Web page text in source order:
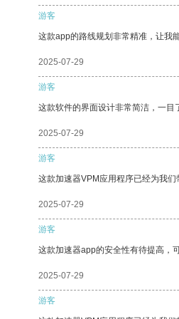
游客
这款app的路线规划非常精准，让我
2025-07-29
游客
这款软件的界面设计非常简洁，一目
2025-07-29
游客
这款加速器VPM应用程序已经为我
2025-07-29
游客
这款加速器app的安全性有待提高，
2025-07-29
游客